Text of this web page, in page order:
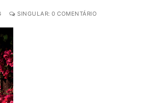
SINGULAR: 0 COMENTÁRIO